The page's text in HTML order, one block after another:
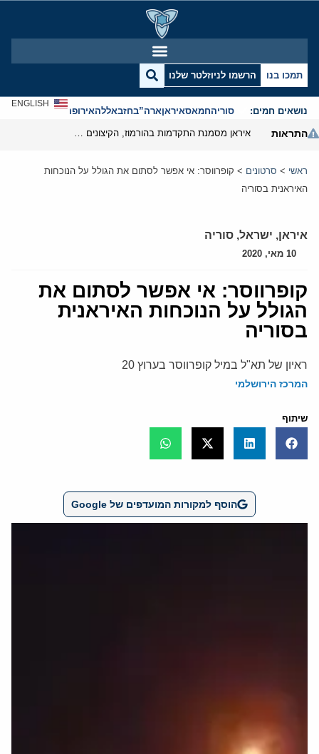
תמכו בנו הרשמו לניוזלטר שלנו
נושאים חמים: סוריהחמאסאיראןארה”בחזבאללהאירופהאנטישמיות
ENGLISH
התראות
ראשי > סרטונים > קופרווסר: אי אפשר לסתום את הגולל על הנוכחות
האיראנית בסוריה
איראן, ישראל, סוריה
10 מאי, 2020
קופרווסר: אי אפשר לסתום את
הגולל על הנוכחות האיראנית
בסוריה
ראיון של תא"ל במיל קופרווסר בערוץ 20
המרכז הירושלמי
שיתוף
הוסף למקורות המועדפים של Google